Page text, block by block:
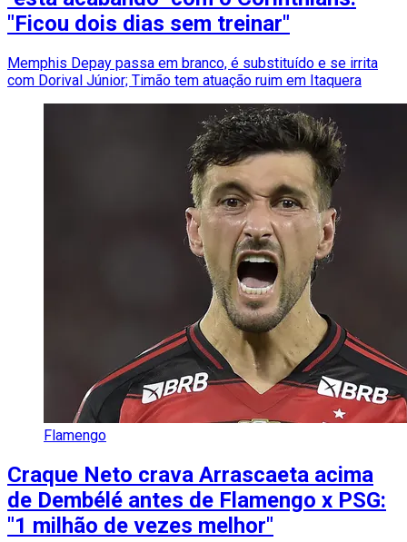
"Ficou dois dias sem treinar"
Memphis Depay passa em branco, é substituído e se irrita
com Dorival Júnior; Timão tem atuação ruim em Itaquera
Flamengo
Craque Neto crava Arrascaeta acima
de Dembélé antes de Flamengo x PSG:
"1 milhão de vezes melhor"